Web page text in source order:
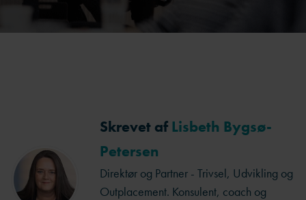
Skrevet af Lisbeth Bygsø-
Petersen
Direktør og Partner - Trivsel, Udvikling og
Outplacement. Konsulent, coach og